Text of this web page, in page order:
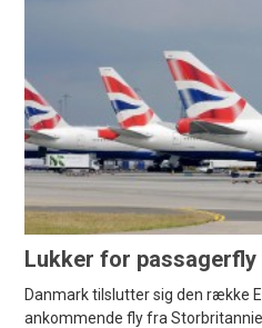
Lukker for
Danmark tilslutter sig den række
ankommende fly fra